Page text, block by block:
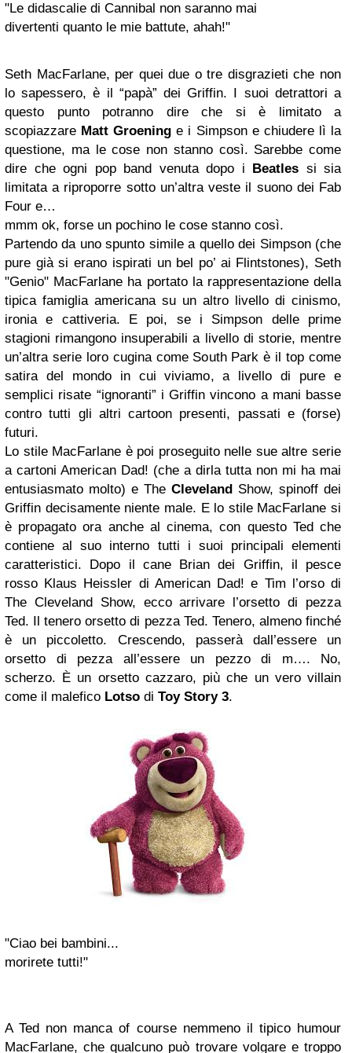
"Le didascalie di Cannibal non saranno mai
divertenti quanto le mie battute, ahah!"
Seth MacFarlane, per quei due o tre disgrazieti che non
lo sapessero, è il “papà” dei Griffin. I suoi detrattori a
questo punto potranno dire che si è limitato a
scopiazzare Matt Groening e i Simpson e chiudere lì la
questione, ma le cose non stanno così. Sarebbe come
dire che ogni pop band venuta dopo i Beatles si sia
limitata a riproporre sotto un’altra veste il suono dei Fab
Four e…
mmm ok, forse un pochino le cose stanno così.
Partendo da uno spunto simile a quello dei Simpson (che
pure già si erano ispirati un bel po’ ai Flintstones), Seth
"Genio" MacFarlane ha portato la rappresentazione della
tipica famiglia americana su un altro livello di cinismo,
ironia e cattiveria. E poi, se i Simpson delle prime
stagioni rimangono insuperabili a livello di storie, mentre
un’altra serie loro cugina come South Park è il top come
satira del mondo in cui viviamo, a livello di pure e
semplici risate “ignoranti” i Griffin vincono a mani basse
contro tutti gli altri cartoon presenti, passati e (forse)
futuri.
Lo stile MacFarlane è poi proseguito nelle sue altre serie
a cartoni American Dad! (che a dirla tutta non mi ha mai
entusiasmato molto) e The Cleveland Show, spinoff dei
Griffin decisamente niente male. E lo stile MacFarlane si
è propagato ora anche al cinema, con questo Ted che
contiene al suo interno tutti i suoi principali elementi
caratteristici. Dopo il cane Brian dei Griffin, il pesce
rosso Klaus Heissler di American Dad! e Tim l’orso di
The Cleveland Show, ecco arrivare l’orsetto di pezza
Ted. Il tenero orsetto di pezza Ted. Tenero, almeno finché
è un piccoletto. Crescendo, passerà dall’essere un
orsetto di pezza all’essere un pezzo di m…. No,
scherzo. È un orsetto cazzaro, più che un vero villain
come il malefico Lotso di Toy Story 3.
"Ciao bei bambini...
morirete tutti!"
A Ted non manca of course nemmeno il tipico humour
MacFarlane, che qualcuno può trovare volgare e troppo